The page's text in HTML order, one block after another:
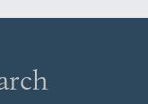
termes de chasse,